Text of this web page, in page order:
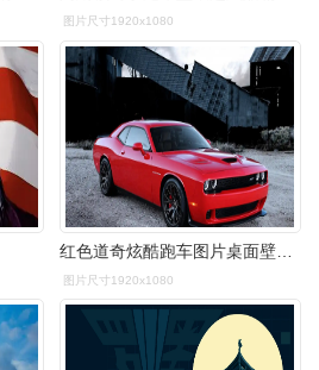
图片尺寸1920x1080
图片尺寸1920x1080